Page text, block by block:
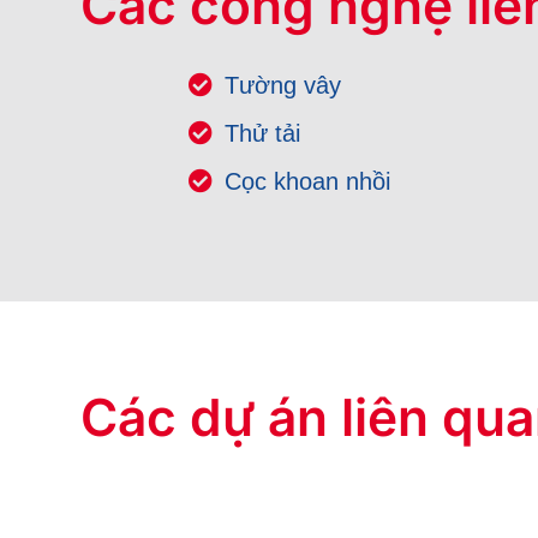
Tường vây
Thử tải
Cọc khoan nhồi
Các dự án liên